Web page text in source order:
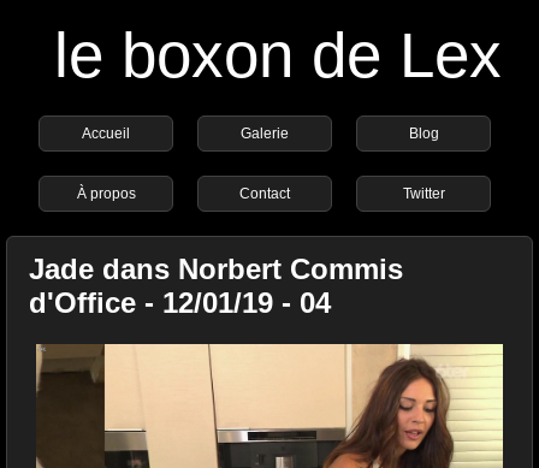
le boxon de Lex
Accueil Galerie Blog
À propos Contact Twitter
Jade dans Norbert Commis
d'Office - 12/01/19 - 04